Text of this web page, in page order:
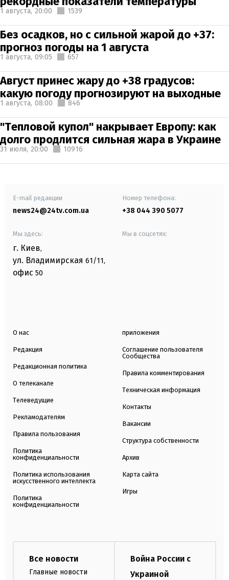
1 августа, 20:00 1539
Без осадков, но с сильной жарой до +37:
прогноз погоды на 1 августа
1 августа, 09:05 657
Август принес жару до +38 градусов:
какую погоду прогнозируют на выходные
1 августа, 08:00 846
"Тепловой купол" накрывает Европу: как
долго продлится сильная жара в Украине
31 июля, 20:00 10916
E-mail редакции
news24@24tv.com.ua
Номер телефона:
+38 044 390 5077
Мы здесь:
г. Киев,
ул. Владимирская 61/11,
офис 50
Мы в соцсетях:
О нас
Редакция
Редакционная политика
О телеканале
Телеведущие
Рекламодателям
Правила пользования
Политика
конфиденциальности
Политика использования
искусственного интеллекта
Политика
конфиденциальности
приложения
Соглашение пользователя
Сообщества
Правила комментирования
Техническая информация
Контакты
Вакансии
Структура собственности
Архив
Карта сайта
Игры
Все новости
Главные новости
Война России с
Украиной